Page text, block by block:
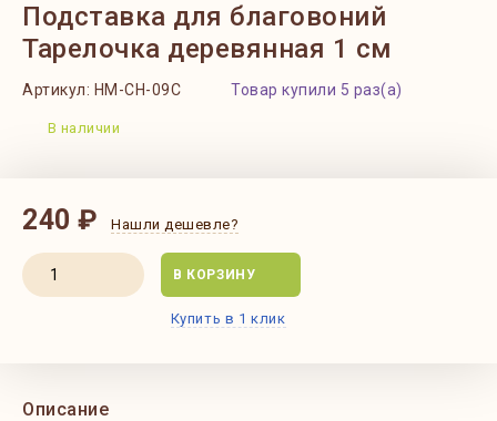
Подставка для благовоний
Тарелочка деревянная 1 см
Артикул: HM-CH-09C Товар купили 5 раз(а)
В наличии
240 ₽ Нашли дешевле?
В КОРЗИНУ
Купить в 1 клик
Описание